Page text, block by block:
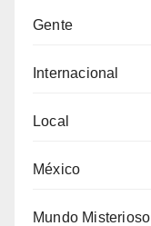
Gente
Internacional
Local
México
Mundo Misterioso